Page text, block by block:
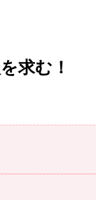
を求む！